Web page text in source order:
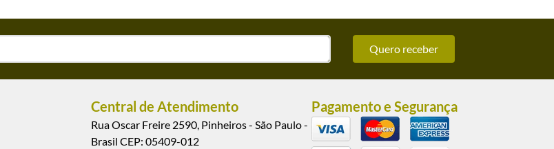
Quero receber
Central de Atendimento
Rua Oscar Freire 2590, Pinheiros - São Paulo -
Brasil CEP: 05409-012
Pagamento e Segurança